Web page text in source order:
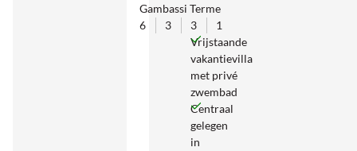
Gambassi Terme
6
3 3
1
Vrijstaande
vakantievilla
met privé
zwembad
Centraal
gelegen
in